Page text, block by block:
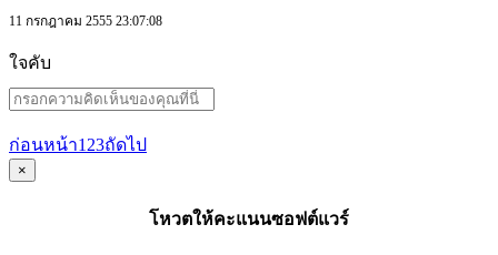
11 กรกฎาคม 2555 23:07:08
ใจคับ
ก่อนหน้า1 23ถัดไป
×
โหวตให้คะแนนซอฟต์แวร์